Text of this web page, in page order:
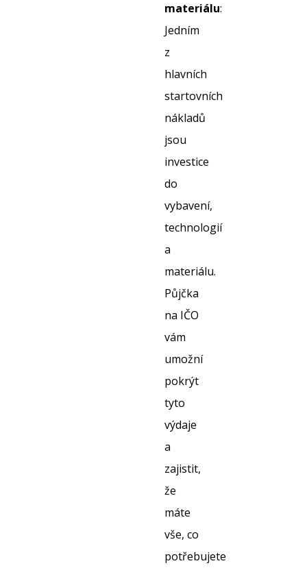
materiálu:
Jedním
z
hlavních
startovních
nákladů
jsou
investice
do
vybavení,
technologií
a
materiálu.
Půjčka
na IČO
vám
umožní
pokrýt
tyto
výdaje
a
zajistit,
že
máte
vše, co
potřebujete